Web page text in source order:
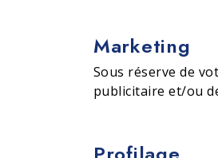
Marketing
Sous réserve de
publicitaire et/ou